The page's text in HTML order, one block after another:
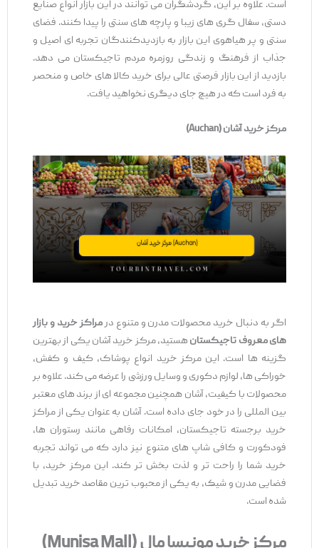
است. علاوه بر این، گردشگران می ‌توانند در این بازار انواع صنایع
دستی، سفال ‌گری ‌های زیبا و پارچه ‌های سنتی را پیدا کنند. فضای
سنتی و پر هیاهوی این بازار به بازدیدکنندگان تجربه ‌ای اصیل و
جذاب از فرهنگ و زندگی روزمره مردم تاجیکستان می ‌دهد.
بازدید از این بازار فرصتی عالی برای خرید کالا های خاص و منحصر
به فرد است که در هیچ جای دیگری نخواهید یافت.
مرکز خرید آشان(Auchan)
اگر به دنبال خرید محصولات مدرن و متنوع درمراکز خرید و بازار
های معروف تاجیکستانهستید، مرکز خرید آشان یکی از بهترین
گزینه‌ ها است. این مرکز خرید انواع پوشاک، کیف و کفش،
خوراکی ‌ها، لوازم دکوری و وسایل ورزشی را عرضه می‌ کند. علاوه بر
محصولات با کیفیت، آشان همچنین مجموعه ‌ای از برند های معتبر
بین ‌المللی را در خود جای داده است. آشان به عنوان یکی از مراکز
خرید برجسته تاجیکستان، امکانات رفاهی مانند رستوران ‌ها،
فودکورت و کافی ‌شاپ ‌های متنوع نیز دارد که می ‌تواند تجربه
خرید شما را راحت ‌تر و لذت ‌بخش‌ تر کند. این مرکز خرید، با
فضایی مدرن و شیک، به یکی از محبوب ‌ترین مقاصد خرید تبدیل
شده است.